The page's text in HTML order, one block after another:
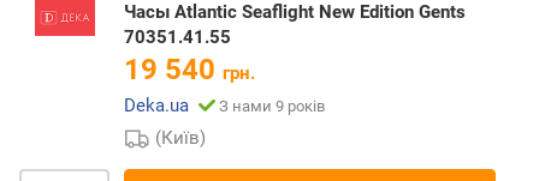
Часы Atlantic Seaflight New Edition Gents
70351.41.55
19 540 грн.
Deka.ua
З нами 9 років
(Київ)